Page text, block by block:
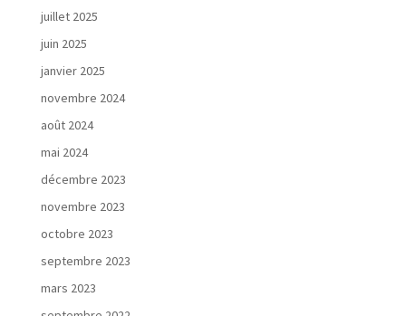
N
o
t
r
e
d
é
m
a
r
c
juillet 2025
juin 2025
janvier 2025
novembre 2024
août 2024
mai 2024
décembre 2023
novembre 2023
octobre 2023
septembre 2023
mars 2023